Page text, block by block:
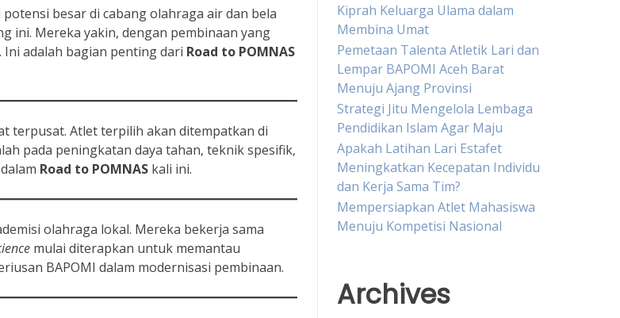
besar di cabang olahraga air dan bela
ini. Mereka yakin, dengan pembinaan yang
adalah bagian penting dari Road to POMNAS
terpusat. Atlet terpilih akan ditempatkan di
pada peningkatan daya tahan, teknik spesifik,
Road to POMNAS kali ini.
olahraga lokal. Mereka bekerja sama
mulai diterapkan untuk memantau
BAPOMI dalam modernisasi pembinaan.
Kiprah Keluarga Ulama dalam
Membina Umat
Pemetaan Talenta Atletik Lari dan
Lempar BAPOMI Aceh Barat
Menuju Ajang Provinsi
Strategi Jitu Mengelola Lembaga
Pendidikan Islam Agar Maju
Apakah Latihan Lari Estafet
Meningkatkan Kecepatan Individu
dan Kerja Sama Tim?
Mempersiapkan Atlet Mahasiswa
Menuju Kompetisi Nasional
Archives